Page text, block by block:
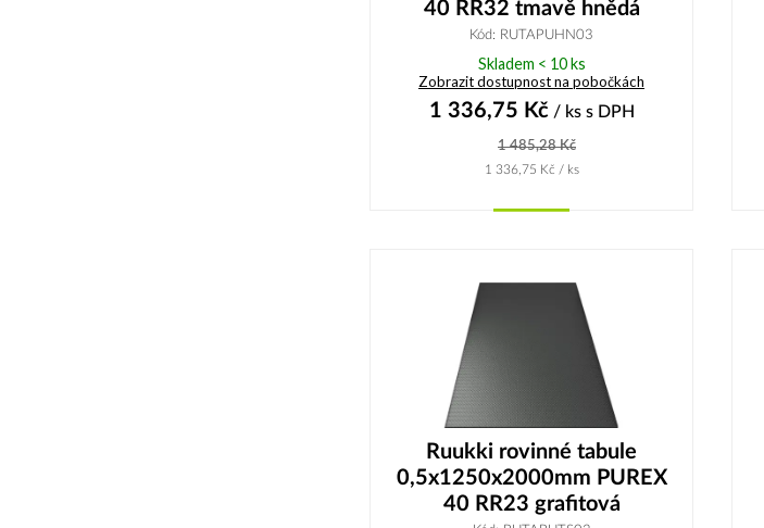
40 RR32 tmavě hnědá
Kód: RUTAPUHN03
Skladem < 10 ks
Zobrazit dostupnost na pobočkách
1 336,75 Kč/ ks s DPH
1 485,28Kč
1 336,75 Kč / ks
Ruukki rovinné tabule
0,5x1250x2000mm PUREX
40 RR23 grafitová